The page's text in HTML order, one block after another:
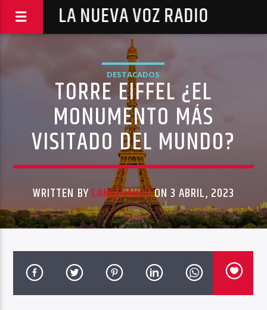
LA NUEVA VOZ RADIO
DESTACADOS
TORRE EIFFEL ¿EL
MONUMENTO MÁS
VISITADO DEL MUNDO?
WRITTEN BYLANUEVAVOZON 3 ABRIL, 2023